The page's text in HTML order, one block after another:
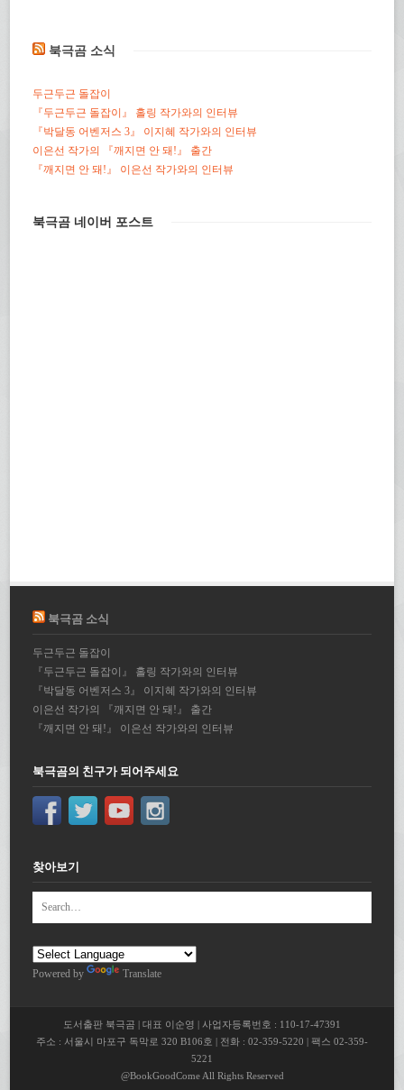
북극곰 소식
두근두근 돌잡이
『두근두근 돌잡이』 홀링 작가와의 인터뷰
『박달동 어벤저스 3』 이지혜 작가와의 인터뷰
이은선 작가의 『깨지면 안 돼!』 출간
『깨지면 안 돼!』 이은선 작가와의 인터뷰
북극곰 네이버 포스트
북극곰 소식
두근두근 돌잡이
『두근두근 돌잡이』 홀링 작가와의 인터뷰
『박달동 어벤저스 3』 이지혜 작가와의 인터뷰
이은선 작가의 『깨지면 안 돼!』 출간
『깨지면 안 돼!』 이은선 작가와의 인터뷰
북극곰의 친구가 되어주세요
찾아보기
Powered by Translate
도서출판 북극곰 | 대표 이순영 | 사업자등록번호 : 110-17-47391
주소 : 서울시 마포구 독막로 320 B106호 | 전화 : 02-359-5220 | 팩스 02-359-
5221
@BookGoodCome All Rights Reserved